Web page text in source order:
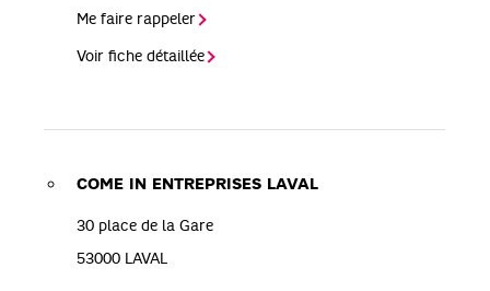
Me faire rappeler
Voir fiche détaillée
COME IN ENTREPRISES LAVAL
30 place de la Gare
53000 LAVAL